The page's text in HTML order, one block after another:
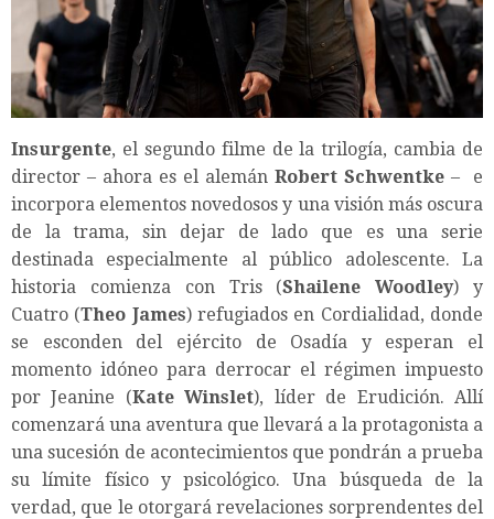
Insurgente, el segundo filme de la trilogía, cambia de
director – ahora es el alemán Robert Schwentke – e
incorpora elementos novedosos y una visión más oscura
de la trama, sin dejar de lado que es una serie
destinada especialmente al público adolescente. La
historia comienza con Tris (Shailene Woodley) y
Cuatro (Theo James) refugiados en Cordialidad, donde
se esconden del ejército de Osadía y esperan el
momento idóneo para derrocar el régimen impuesto
por Jeanine (Kate Winslet), líder de Erudición. Allí
comenzará una aventura que llevará a la protagonista a
una sucesión de acontecimientos que pondrán a prueba
su límite físico y psicológico. Una búsqueda de la
verdad, que le otorgará revelaciones sorprendentes del